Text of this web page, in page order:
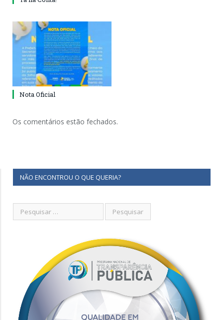
Nota Oficial
Os comentários estão fechados.
NÃO ENCONTROU O QUE QUERIA?